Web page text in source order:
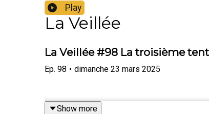
Play
La Veillée
La Veillée #98 La troisième
Ep. 98 • dimanche 23 mars 2025
Show more